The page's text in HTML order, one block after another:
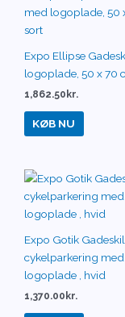
Expo Ellipse
logoplade, 50 x 70
1,862.50 kr.
KØB NU
Expo Gotik
cykelparkering med
logoplade , hvid
1,370.00 kr.